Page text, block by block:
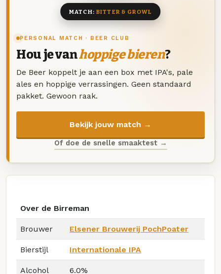
PERSONAL MATCH · BEER CLUB
Hou je vanhoppige bieren?
De Beer koppelt je aan een box met IPA's, pale
ales en hoppige verrassingen. Geen standaard
pakket. Gewoon raak.
Bekijk jouw match →
Of doe de snelle smaaktest →
MATCH: BITTER & GROWL
Over de Birreman
Brouwer Elsener Brouwerij PochPoater
Bierstijl Internationale IPA
Alcohol 6.0%